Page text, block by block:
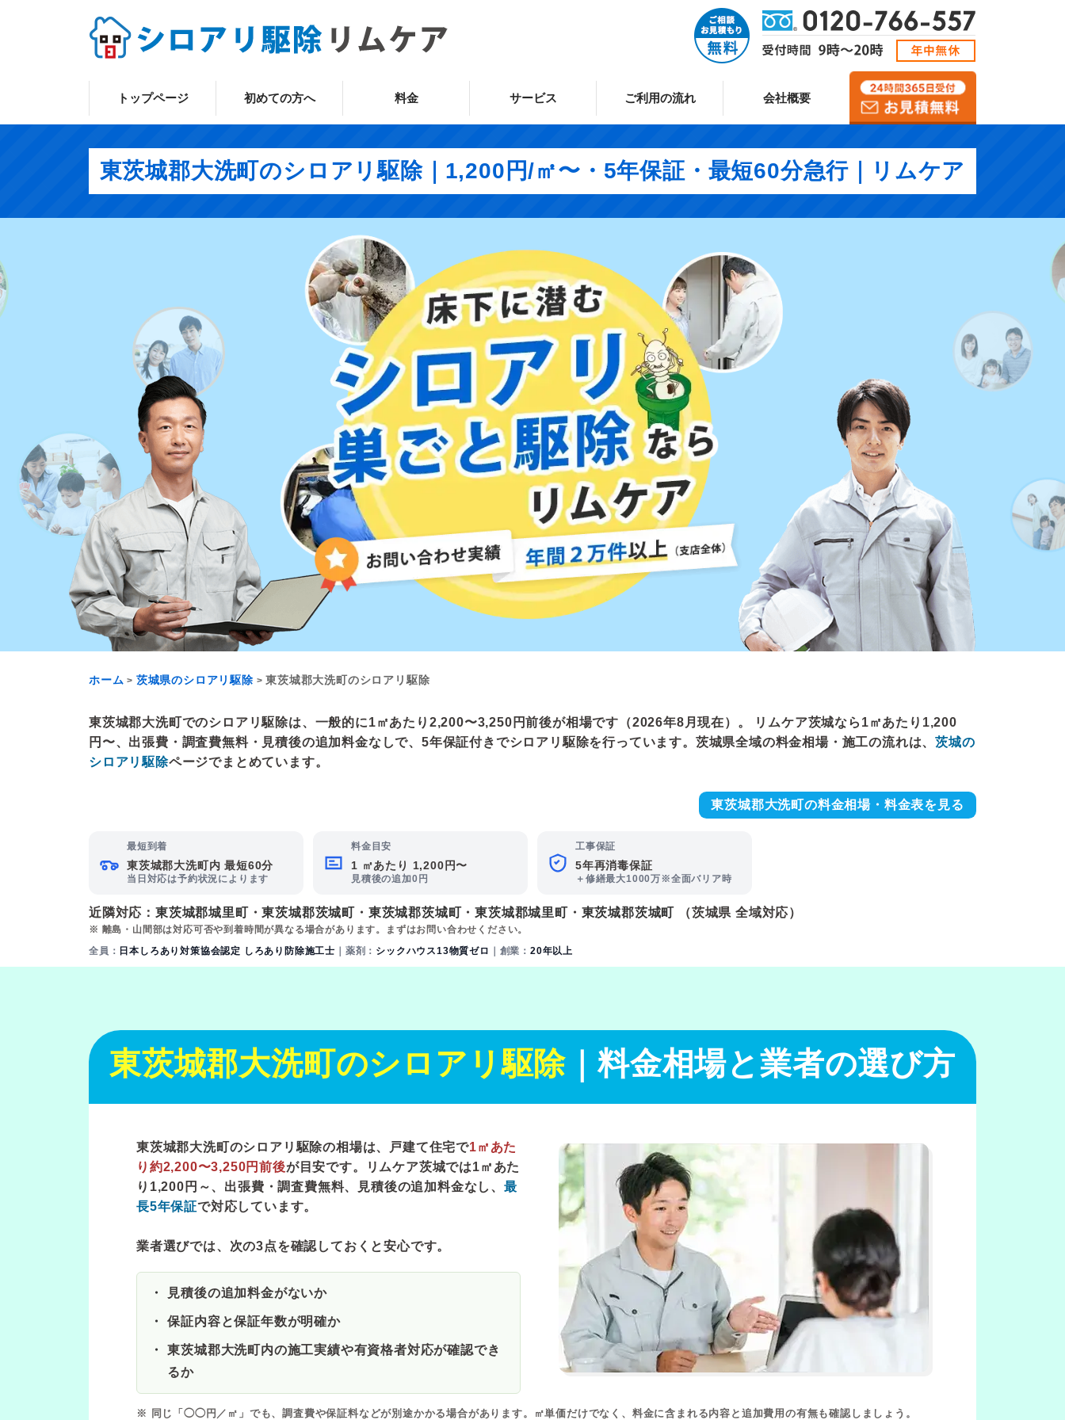
トップページ 初めての方へ 料金 サービス ご利用の流れ 会社概要
東茨城郡大洗町のシロアリ駆除｜1,200円/㎡〜・5年保証・最短60分急行｜リムケア
ホーム > 茨城県のシロアリ駆除 >東茨城郡大洗町のシロアリ駆除
東茨城郡大洗町でのシロアリ駆除は、一般的に1㎡あたり2,200〜3,250円前後が相場です（2026年8月現在）。 リムケア茨城なら1㎡あたり1,200
円〜、出張費・調査費無料・見積後の追加料金なしで、5年保証付きでシロアリ駆除を行っています。茨城県全域の料金相場・施工の流れは、茨城の
シロアリ駆除ページでまとめています。
東茨城郡大洗町の料金相場・料金表を見る
最短到着
東茨城郡大洗町内 最短60分
当日対応は予約状況によります
料金目安
1 ㎡あたり 1,200円〜
見積後の追加0円
工事保証
5年再消毒保証
＋修繕最大1000万※全面バリア時
近隣対応： 東茨城郡城里町 ・東茨城郡茨城町 ・ 東茨城郡茨城町 ・東茨城郡城里町 ・ 東茨城郡茨城町 （茨城県 全域対応）
※ 離島・山間部は対応可否や到着時間が異なる場合があります。まずはお問い合わせください。
全員： 日本しろあり対策協会認定 しろあり防除施工士 ｜薬剤： シックハウス13物質ゼロ ｜創業：20年以上
東茨城郡大洗町のシロアリ駆除 ｜料金相場と業者の選び方
東茨城郡大洗町のシロアリ駆除の相場は、戸建て住宅で1㎡あた
り約2,200〜3,250円前後が目安です。リムケア茨城では1㎡あた
り1,200円～、出張費・調査費無料、見積後の追加料金なし、最
長5年保証で対応しています。
業者選びでは、次の3点を確認しておくと安心です。
見積後の追加料金がないか
保証内容と保証年数が明確か
東茨城郡大洗町内の施工実績や有資格者対応が確認でき
るか
※ 同じ「◯◯円／㎡」でも、調査費や保証料などが別途かかる場合があります。㎡単価だけでなく、料金に含まれる内容と追加費用の有無も確認しましょう。